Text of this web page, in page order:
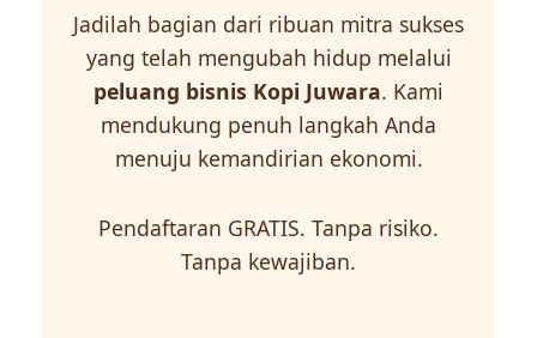
Jadilah bagian dari ribuan mitra sukses
yang telah mengubah hidup melalui
peluang bisnis Kopi Juwara. Kami
mendukung penuh langkah Anda
menuju kemandirian ekonomi.
Pendaftaran GRATIS. Tanpa risiko.
Tanpa kewajiban.